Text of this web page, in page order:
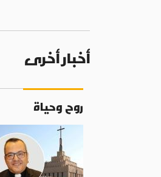
أخبار أخرى
روح وحياة